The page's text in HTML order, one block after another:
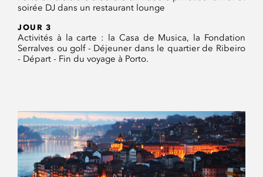
soirée DJ dans un restaurant lounge
JOUR 3
Activités à la carte : la Casa de Musica, la Fondation
Serralves ou golf - Déjeuner dans le quartier de Ribeiro
- Départ - Fin du voyage à Porto.